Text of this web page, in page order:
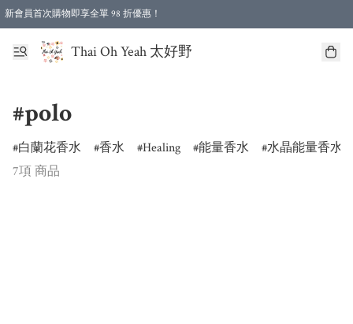
新會員首次購物即享全單 98 折優惠！
特選會員可享全單低至 96 折優惠！
Thai Oh Yeah 太好野
#polo
白蘭花香水 香水 Healing 能量香水
水晶能量香水
7項 商品